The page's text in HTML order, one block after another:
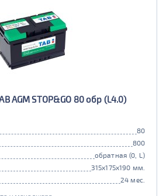
AGM STOP&GO 80 обр (L4.0)
80
800
обратная (0, L)
315x175x190 мм.
24 мес.